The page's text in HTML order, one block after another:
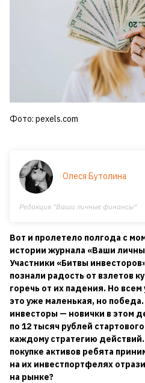
Фото: pexels.com
Олеся Бутолина
Редакция "Ваши личные финансы"
Вот и пролетело полгода с
истории журнала «Ваши
Участники «Битвы
познали радость от взлетов
горечь от их падения. Но
это уже маленькая, но
инвесторы — новички в этом
по 12 тысяч рублей
каждому стратегию
покупке активов ребята
на их инвестпортфелях
на рынке?